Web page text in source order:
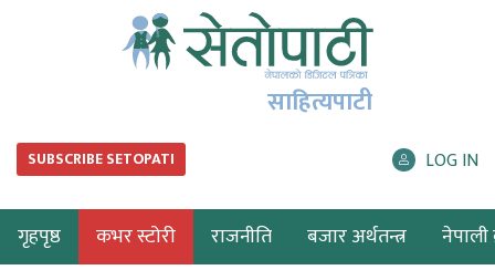
साहित्यपाटी
SUBSCRIBE SETOPATI LOG IN
गृहपृष्ठ कभर स्टोरी राजनीति बजार अर्थतन्त्र नेपाली